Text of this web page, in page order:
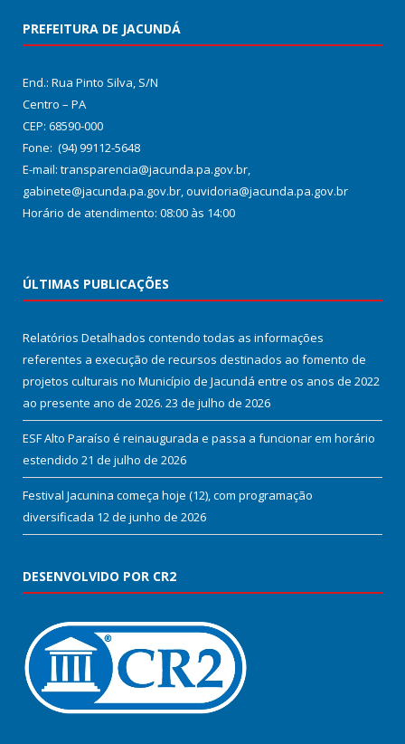
PREFEITURA DE JACUNDÁ
End.: Rua Pinto Silva, S/N
Centro – PA
CEP: 68590-000
Fone: (94) 99112-5648
E-mail: transparencia@jacunda.pa.gov.br,
gabinete@jacunda.pa.gov.br, ouvidoria@jacunda.pa.gov.br
Horário de atendimento: 08:00 às 14:00
ÚLTIMAS PUBLICAÇÕES
Relatórios Detalhados contendo todas as informações
referentes a execução de recursos destinados ao fomento de
projetos culturais no Município de Jacundá entre os anos de 2022
ao presente ano de 2026. 23 de julho de 2026
ESF Alto Paraíso é reinaugurada e passa a funcionar em horário
estendido 21 de julho de 2026
Festival Jacunina começa hoje (12), com programação
diversificada 12 de junho de 2026
DESENVOLVIDO POR CR2